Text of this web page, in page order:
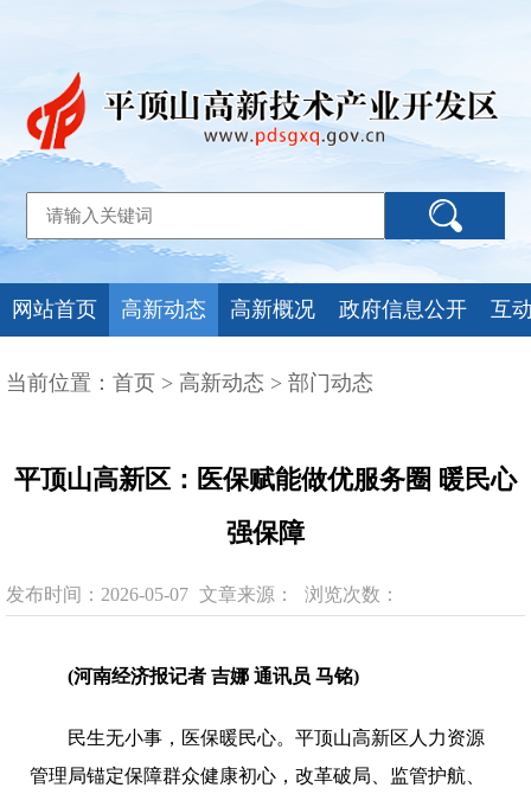
网站首页 高新动态 高新概况 政府信息公开 互
当前位置： 首页 > 高新动态 > 部门动态
平顶山高新区：医保赋能做优服务圈 暖民心
强保障
发布时间：2026-05-07 文章来源： 浏览次数：
(河南经济报记者 吉娜 通讯员 马铭)
民生无小事，医保暖民心。平顶山高新区人力资源
管理局锚定保障群众健康初心，改革破局、监管护航、